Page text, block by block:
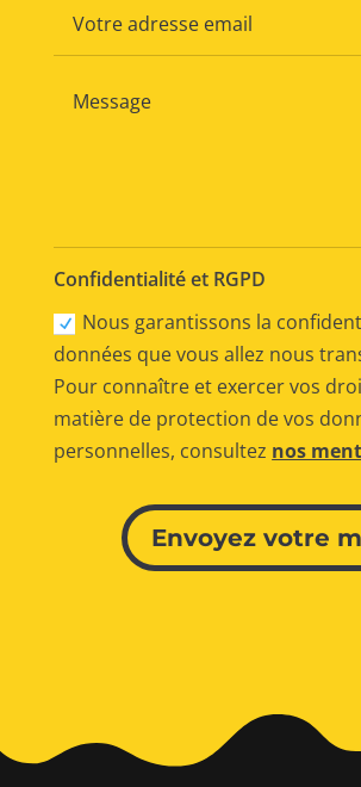
Confidentialité et RGPD
Nous garantissons la
données que vous allez nous
Pour connaître et exercer vos
matière de protection de vos
personnelles, consultez nos
Envoyez votre
Alternative: